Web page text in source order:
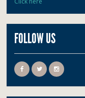
FOLLOW US